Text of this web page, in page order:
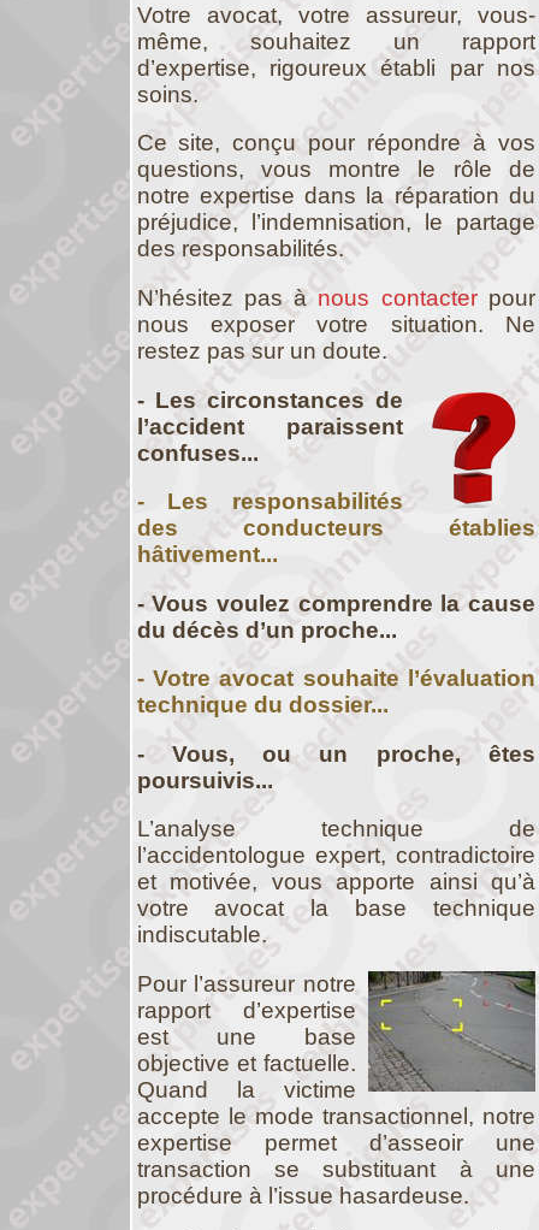
Votre avocat, votre assureur, vous-
même, souhaitez un rapport
d’expertise, rigoureux établi par nos
soins.
Ce site, conçu pour répondre à vos
questions, vous montre le rôle de
notre expertise dans la réparation du
préjudice, l’indemnisation, le partage
des responsabilités.
N’hésitez pas à nous contacterpour
nous exposer votre situation. Ne
restez pas sur un doute.
- Les circonstances de
l’accident paraissent
confuses...
- Les responsabilités
des conducteurs établies
hâtivement...
- Vous voulez comprendre la cause
du décès d’un proche...
- Votre avocat souhaite l’évaluation
technique du dossier...
- Vous, ou un proche, êtes
poursuivis...
L’analyse technique de
l’accidentologue expert, contradictoire
et motivée, vous apporte ainsi qu’à
votre avocat la base technique
indiscutable.
Pour l’assureur notre
rapport d’expertise
est une base
objective et factuelle.
Quand la victime
accepte le mode transactionnel, notre
expertise permet d’asseoir une
transaction se substituant à une
procédure à l’issue hasardeuse.